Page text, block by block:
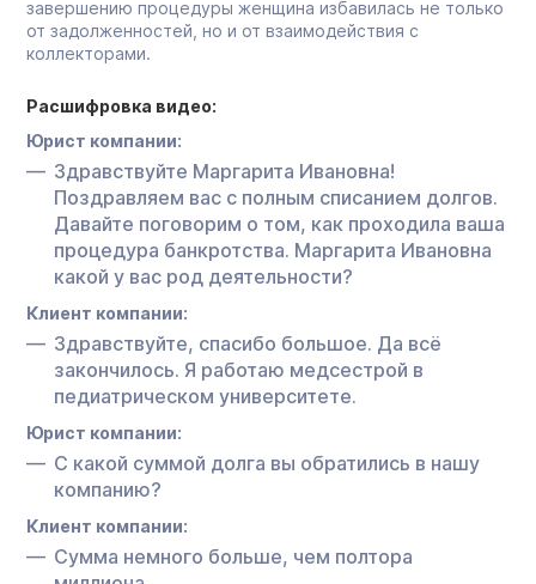
завершению процедуры женщина избавилась не только
от задолженностей, но и от взаимодействия с
коллекторами.
Расшифровка видео:
Юрист компании:
Здравствуйте Маргарита Ивановна!
Поздравляем вас с полным списанием долгов.
Давайте поговорим о том, как проходила ваша
процедура банкротства. Маргарита Ивановна
какой у вас род деятельности?
Клиент компании:
Здравствуйте, спасибо большое. Да всё
закончилось. Я работаю медсестрой в
педиатрическом университете.
Юрист компании:
С какой суммой долга вы обратились в нашу
компанию?
Клиент компании:
Сумма немного больше, чем полтора